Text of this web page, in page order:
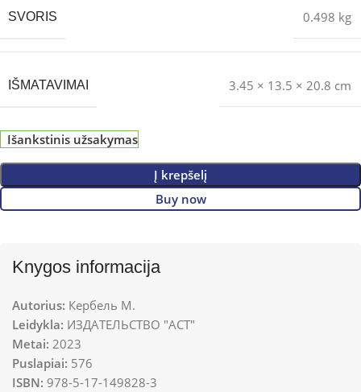
SVORIS 0.498 kg
IŠMATAVIMAI 3.45 × 13.5 × 20.8 cm
Išankstinis užsakymas
Į krepšelį
Buy now
Knygos informacija
Autorius: Кербель М.
Leidykla: ИЗДАТЕЛЬСТВО "АСТ"
Metai: 2023
Puslapiai: 576
ISBN: 978-5-17-149828-3